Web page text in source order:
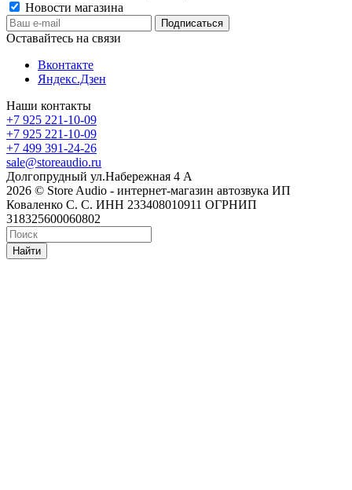
Новости магазина
Оставайтесь на связи
Вконтакте
Яндекс.Дзен
Наши контакты
+7 925 221-10-09
+7 925 221-10-09
+7 499 391-24-26
sale@storeaudio.ru
Долгопрудный ул.Набережная 4 А
2026 © Store Audio - интернет-магазин автозвука ИП
Коваленко С. С. ИНН 233408010911 ОГРНИП
318325600060802
Найти